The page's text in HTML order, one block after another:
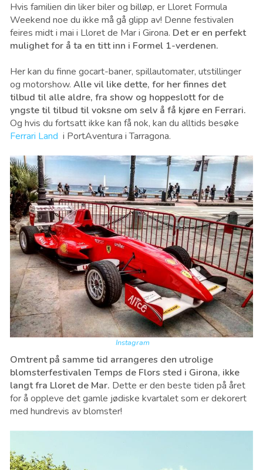
Hvis familien din liker biler og billøp, er Lloret Formula
Weekend noe du ikke må gå glipp av! Denne festivalen
feires midt i mai i Lloret de Mar i Girona. Det er en perfekt
mulighet for å ta en titt inn i Formel 1-verdenen.
Her kan du finne gocart-baner, spillautomater, utstillinger
og motorshow. Alle vil like dette, for her finnes det
tilbud til alle aldre, fra show og hoppeslott for de
yngste til tilbud til voksne om selv å få kjøre en Ferrari.
Og hvis du fortsatt ikke kan få nok, kan du alltids besøke
Ferrari Land i PortAventura i Tarragona.
Instagram
Omtrent på samme tid arrangeres den utrolige
blomsterfestivalen Temps de Flors sted i Girona, ikke
langt fra Lloret de Mar. Dette er den beste tiden på året
for å oppleve det gamle jødiske kvartalet som er dekorert
med hundrevis av blomster!